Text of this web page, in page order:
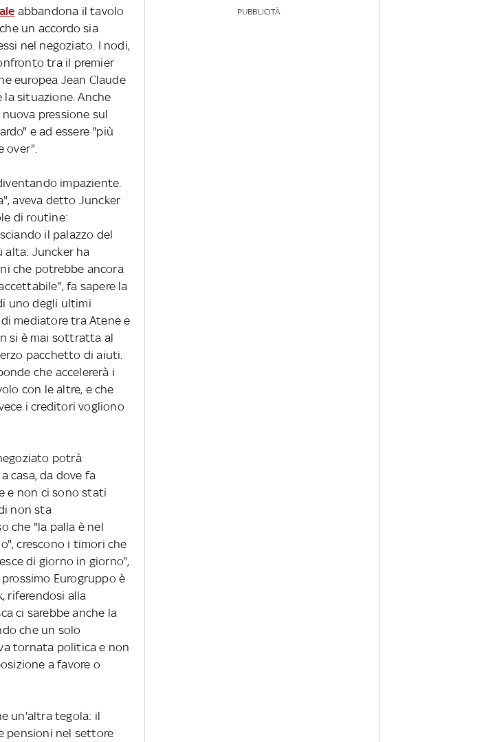
abbandona il tavolo
un accordo sia
nel negoziato. I nodi,
tra il premier
europea Jean Claude
situazione. Anche
pressione sul
e ad essere "più
over".
impaziente.
aveva detto Juncker
di routine:
il palazzo del
alta: Juncker ha
che potrebbe ancora
fa sapere la
uno degli ultimi
mediatore tra Atene e
si è mai sottratta al
pacchetto di aiuti.
che accelererà i
con le altre, e che
i creditori vogliono
potrà
casa, da dove fa
e non ci sono stati
non sta
che "la palla è nel
crescono i timori che
di giorno in giorno",
Eurogruppo è
riferendosi alla
ci sarebbe anche la
che un solo
tornata politica e non
a favore o
un'altra tegola: il
pensioni nel settore
PUBBLICITÀ